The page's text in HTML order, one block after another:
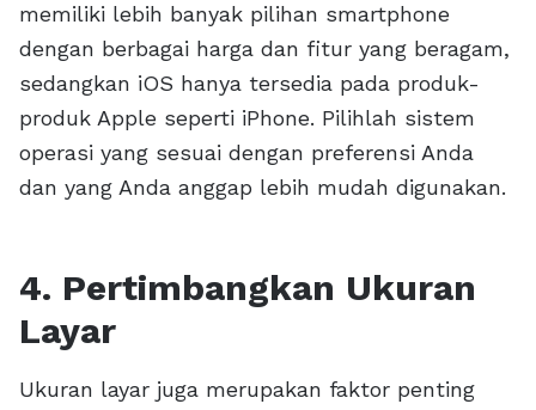
memiliki lebih banyak pilihan smartphone
dengan berbagai harga dan fitur yang beragam,
sedangkan iOS hanya tersedia pada produk-
produk Apple seperti iPhone. Pilihlah sistem
operasi yang sesuai dengan preferensi Anda
dan yang Anda anggap lebih mudah digunakan.
4. Pertimbangkan Ukuran
Layar
Ukuran layar juga merupakan faktor penting